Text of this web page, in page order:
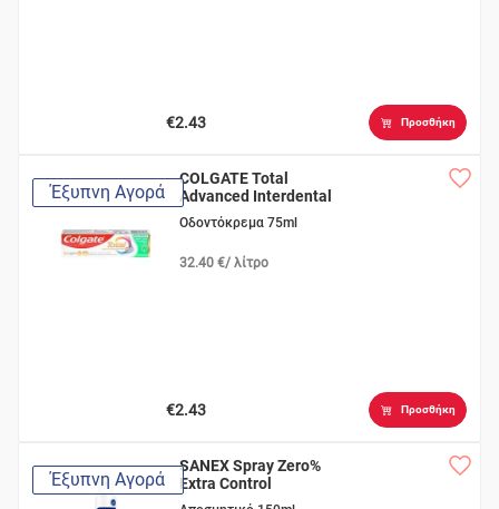
€2.43 Προσθήκη
Έξυπνη Αγορά
COLGATE Total
Advanced Interdental
Οδοντόκρεμα 75ml
32.40 €/ λίτρο
€2.43 Προσθήκη
Έξυπνη Αγορά
SANEX Spray Zero%
Extra Control